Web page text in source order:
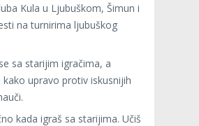
Kula u Ljubuškom, Šimun i
na turnirima ljubuškog
sa starijim igračima, a
kako upravo protiv iskusnijih
kada igraš sa starijima. Učiš